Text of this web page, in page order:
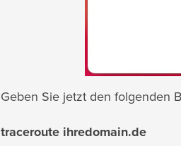
Geben Sie jetzt den folgenden
traceroute ihredomain.de